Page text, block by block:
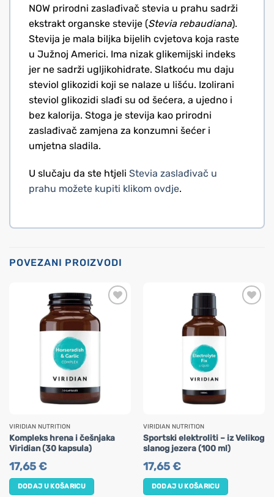
NOW prirodni zaslađivač stevia u prahu sadrži
ekstrakt organske stevije (Stevia rebaudiana).
Stevija je mala biljka bijelih cvjetova koja raste
u Južnoj Americi. Ima nizak glikemijski indeks
jer ne sadrži ugljikohidrate. Slatkoću mu daju
steviol glikozidi koji se nalaze u lišću. Izolirani
steviol glikozidi slađi su od šećera, a ujedno i
bez kalorija. Stoga je stevija kao prirodni
zaslađivač zamjena za konzumni šećer i
umjetna sladila.
U slučaju da ste htjeli Stevia zaslađivač u
prahu možete kupiti klikom ovdje.
POVEZANI PROIZVODI
VIRIDIAN NUTRITION
Kompleks hrena i češnjaka
Viridian (30 kapsula)
17,65€
DODAJ U KOŠARICU
VIRIDIAN NUTRITION
Sportski elektroliti – iz Velikog
slanog jezera (100 ml)
17,65€
DODAJ U KOŠARICU